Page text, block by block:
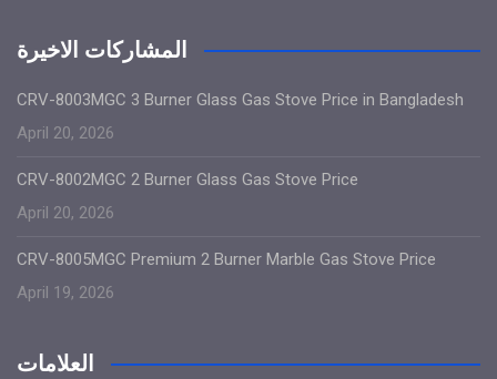
المشاركات الاخيرة
CRV-8003MGC 3 Burner Glass Gas Stove Price in Bangladesh
April 20, 2026
CRV-8002MGC 2 Burner Glass Gas Stove Price
April 20, 2026
CRV-8005MGC Premium 2 Burner Marble Gas Stove Price
April 19, 2026
العلامات